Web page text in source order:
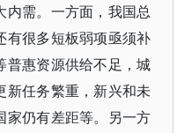
内需。一方面，我国总
有很多短板弱项亟须补
普惠资源供给不足，城
新任务繁重，新兴和未
家仍有差距等。另一方